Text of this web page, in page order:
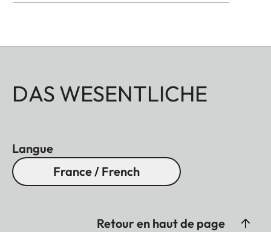
DAS WESENTLICHE
Langue
France / French
Retour en haut de page